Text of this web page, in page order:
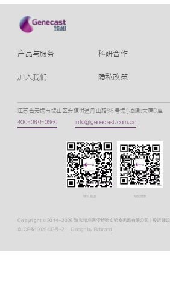
产品与服务 科研合作
加入我们 隐私政策
江苏省无锡市锡山区安镇街道丹山路88号锡东创融大厦D座
400-080-0660
info@genecast.com.cn
臻和基因 臻友健康
Copyright © 2014-2026 臻和精准医学检验实验室无锡有限公司
| 投诉建议
京ICP备19025432号-2
Design by Bobrand